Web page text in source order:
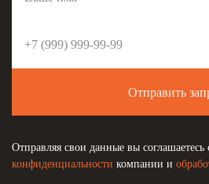
Отправить
Отправляя свои данные вы соглашаетесь
конфиденциальности компании и